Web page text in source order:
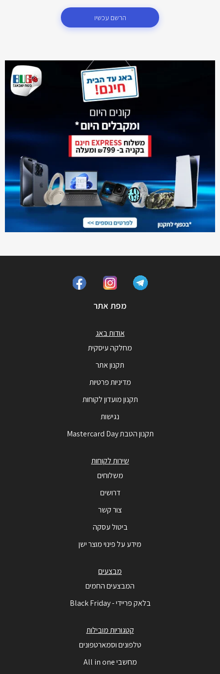
הרשם עכשיו
מפת אתר
אודות באג
מחלקה עיסקית
תקנון אתר
מדיניות פרטיות
תקנון מועדון לקוחות
נגישות
תקנון הטבת Mastercard Day
שירות לקוחות
משלוחים
דרושים
צור קשר
ביטול עסקה
מידע על פינוי מוצר ישן
מבצעים
המבצעים החמים
בלאק פריידי - Black Friday
קטגוריות מובילות
טלפונים וסמארטפונים
מחשבי All in one